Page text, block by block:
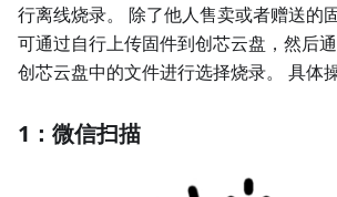
行离线烧录。 除了他人售卖或者赠送的
可通过自行上传固件到创芯云盘，然后
创芯云盘中的文件进行选择烧录。 具体
1：微信扫描